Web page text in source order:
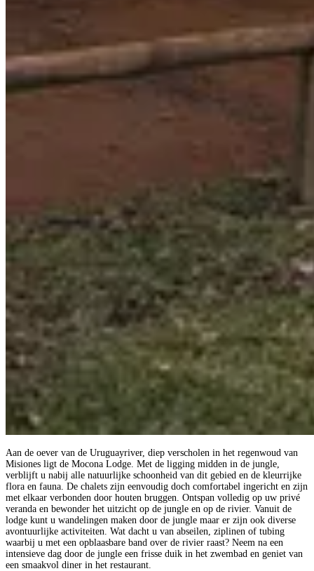
Aan de oever van de Uruguayriver, diep verscholen in het regenwoud van
Misiones ligt de Mocona Lodge. Met de ligging midden in de jungle,
verblijft u nabij alle natuurlijke schoonheid van dit gebied en de kleurrijke
flora en fauna. De chalets zijn eenvoudig doch comfortabel ingericht en zijn
met elkaar verbonden door houten bruggen. Ontspan volledig op uw privé
veranda en bewonder het uitzicht op de jungle en op de rivier. Vanuit de
lodge kunt u wandelingen maken door de jungle maar er zijn ook diverse
avontuurlijke activiteiten. Wat dacht u van abseilen, ziplinen of tubing
waarbij u met een opblaasbare band over de rivier raast? Neem na een
intensieve dag door de jungle een frisse duik in het zwembad en geniet van
een smaakvol diner in het restaurant.